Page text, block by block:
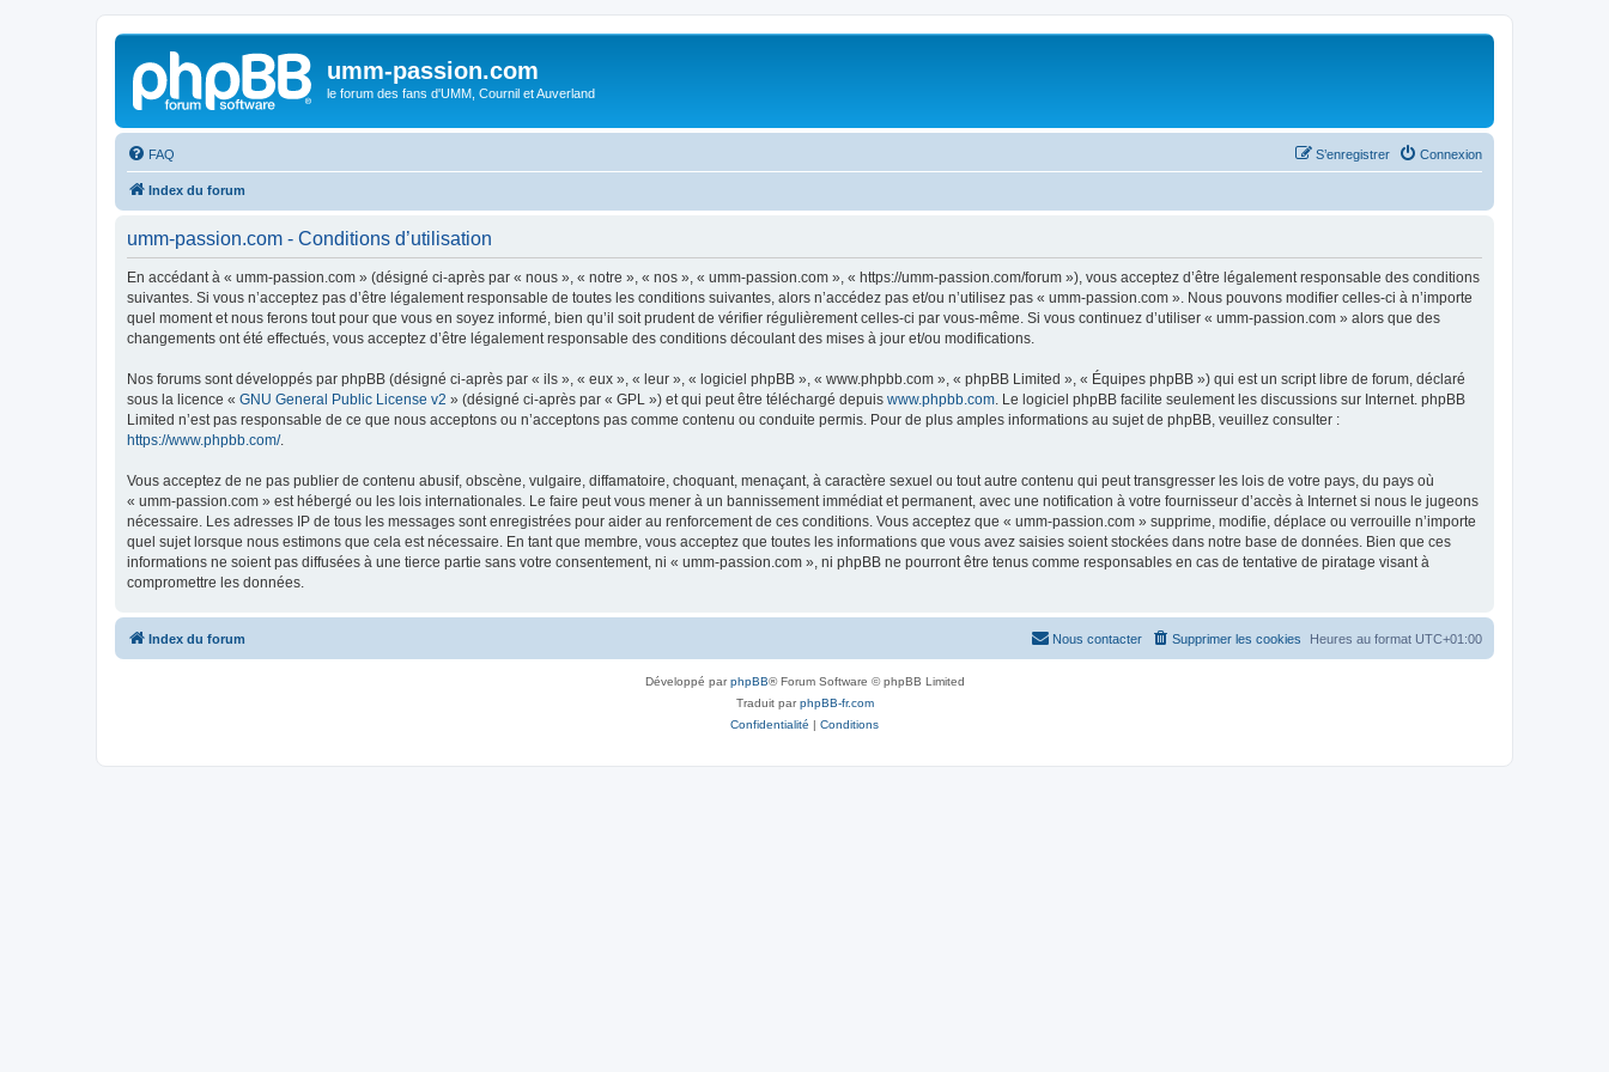
umm-passion.com
le forum des fans d'UMM, Cournil et Auverland
FAQ Connexion
S’enregistrer
Index du forum
umm-passion.com - Conditions d’utilisation
En accédant à « umm-passion.com » (désigné ci-après par « nous », « notre », « nos », « umm-passion.com », « https://umm-passion.com/forum »), vous acceptez d’être légalement responsable des conditions
suivantes. Si vous n’acceptez pas d’être légalement responsable de toutes les conditions suivantes, alors n’accédez pas et/ou n’utilisez pas « umm-passion.com ». Nous pouvons modifier celles-ci à n’importe
quel moment et nous ferons tout pour que vous en soyez informé, bien qu’il soit prudent de vérifier régulièrement celles-ci par vous-même. Si vous continuez d’utiliser « umm-passion.com » alors que des
changements ont été effectués, vous acceptez d’être légalement responsable des conditions découlant des mises à jour et/ou modifications.
Nos forums sont développés par phpBB (désigné ci-après par « ils », « eux », « leur », « logiciel phpBB », « www.phpbb.com », « phpBB Limited », « Équipes phpBB ») qui est un script libre de forum, déclaré
sous la licence « GNU General Public License v2 » (désigné ci-après par « GPL ») et qui peut être téléchargé depuis www.phpbb.com . Le logiciel phpBB facilite seulement les discussions sur Internet. phpBB
Limited n’est pas responsable de ce que nous acceptons ou n’acceptons pas comme contenu ou conduite permis. Pour de plus amples informations au sujet de phpBB, veuillez consulter :
https://www.phpbb.com/.
Vous acceptez de ne pas publier de contenu abusif, obscène, vulgaire, diffamatoire, choquant, menaçant, à caractère sexuel ou tout autre contenu qui peut transgresser les lois de votre pays, du pays où
« umm-passion.com » est hébergé ou les lois internationales. Le faire peut vous mener à un bannissement immédiat et permanent, avec une notification à votre fournisseur d’accès à Internet si nous le jugeons
nécessaire. Les adresses IP de tous les messages sont enregistrées pour aider au renforcement de ces conditions. Vous acceptez que « umm-passion.com » supprime, modifie, déplace ou verrouille n’importe
quel sujet lorsque nous estimons que cela est nécessaire. En tant que membre, vous acceptez que toutes les informations que vous avez saisies soient stockées dans notre base de données. Bien que ces
informations ne soient pas diffusées à une tierce partie sans votre consentement, ni « umm-passion.com », ni phpBB ne pourront être tenus comme responsables en cas de tentative de piratage visant à
compromettre les données.
Index du forum Heures au format UTC+01:00
Supprimer les cookies
Nous contacter
Développé parphpBB® Forum Software © phpBB Limited
Traduit parphpBB-fr.com
Confidentialité | Conditions